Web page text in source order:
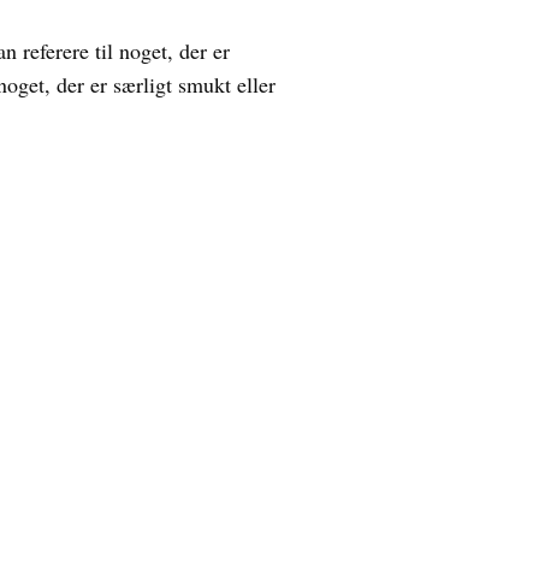
referere til noget, der er
der er særligt smukt eller